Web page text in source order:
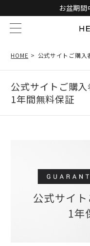
お盆期
HOME 公式サイトご購入
公式サイトご購
1年間無料保証